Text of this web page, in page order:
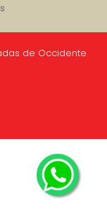
de Occidente